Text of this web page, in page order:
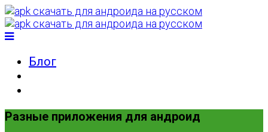
Блог
Разные приложения для андроид